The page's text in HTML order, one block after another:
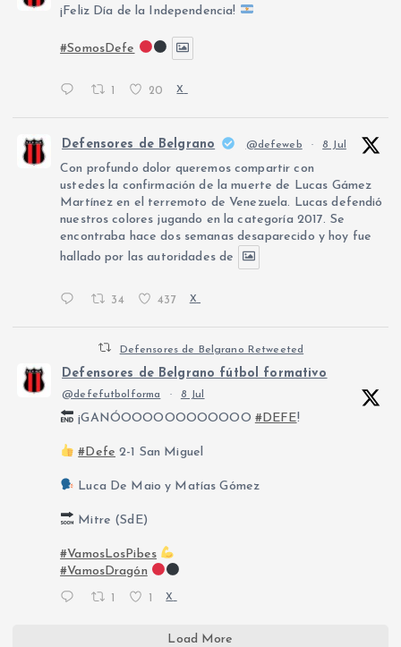
¡Feliz Día de la Independencia!
#SomosDefe
20 X
Defensores de Belgrano @defeweb · 8 Jul
Con profundo dolor queremos compartir con
ustedes la confirmación de la muerte de Lucas Gámez
Martínez en el terremoto de Venezuela. Lucas defendió
nuestros colores jugando en la categoría 2017. Se
encontraba hace dos semanas desaparecido y hoy fue
hallado por las autoridades de
34 437 X
Defensores de Belgrano Retweeted
Defensores de Belgrano fútbol formativo
@defefutbolforma · 8 Jul
¡GANÓOOOOOOOOOOOO #DEFE!
#Defe 2-1 San Miguel
Luca De Maio y Matías Gómez
Mitre (SdE)
#VamosLosPibes
#VamosDragón
1 1 X
Load More